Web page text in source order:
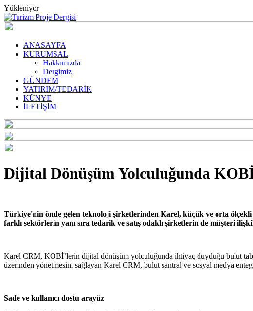
Yükleniyor
ANASAYFA
KURUMSAL
Hakkımızda
Dergimiz
GÜNDEM
YATIRIM/TEDARİK
KÜNYE
İLETİŞİM
Dijital Dönüşüm Yolculuğunda
Türkiye'nin önde gelen teknoloji şirketlerinden Karel, küçük ve orta
farklı sektörlerin yanı sıra tedarik ve satış odaklı şirketlerin de müşteri
Karel CRM, KOBİ’lerin dijital dönüşüm yolculuğunda ihtiyaç duyduğu bulut
üzerinden yönetmesini sağlayan Karel CRM, bulut santral ve sosyal medya
Sade ve kullanıcı dostu arayüz